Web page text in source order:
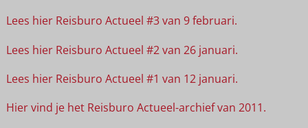
Lees hier Reisburo Actueel #3 van 9 februari.
Lees hier Reisburo Actueel #2 van 26 januari.
Lees hier Reisburo Actueel #1 van 12 januari.
Hier vind je het Reisburo Actueel-archief van 2011.